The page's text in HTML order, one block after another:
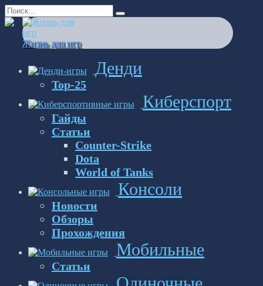
Перейти
к
содержанию
Search
for:
Жизнь для игр
Денди
Top-25
Киберспорт
Гайды
Статьи
Counter-Strike
Dota
World of Tanks
Консоли
Новости
Обзоры
Прохождения
Мобильные
Статьи